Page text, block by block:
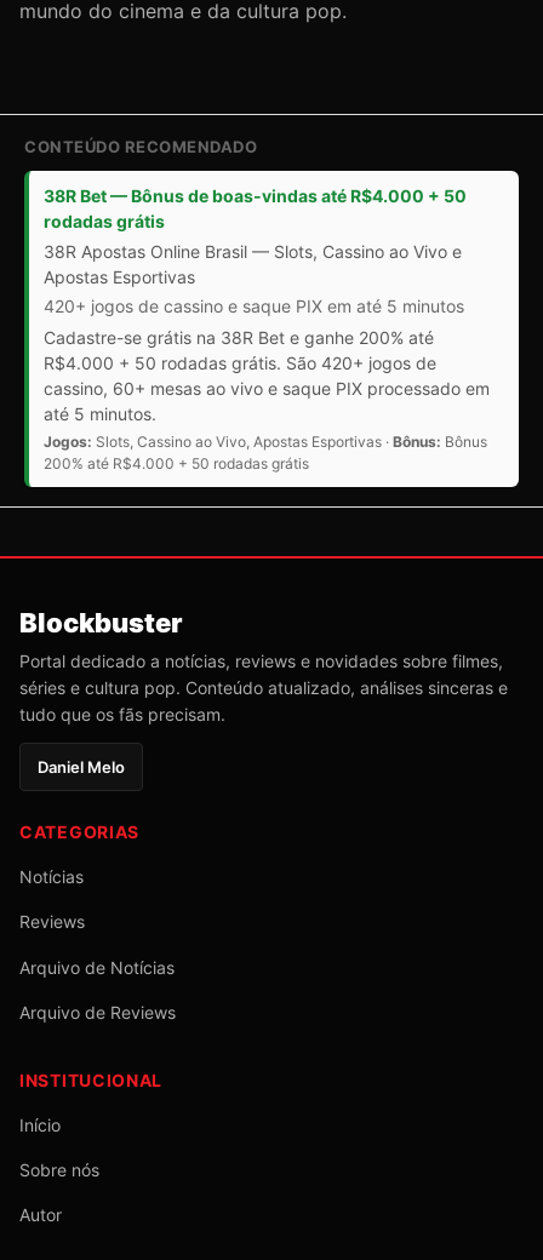
mundo do cinema e da cultura pop.
CONTEÚDO RECOMENDADO
38R Bet — Bônus de boas-vindas até R$4.000 + 50
rodadas grátis
38R Apostas Online Brasil — Slots, Cassino ao Vivo e
Apostas Esportivas
420+ jogos de cassino e saque PIX em até 5 minutos
Cadastre-se grátis na 38R Bet e ganhe 200% até
R$4.000 + 50 rodadas grátis. São 420+ jogos de
cassino, 60+ mesas ao vivo e saque PIX processado em
até 5 minutos.
Jogos: Slots, Cassino ao Vivo, Apostas Esportivas · Bônus: Bônus
200% até R$4.000 + 50 rodadas grátis
Blockbuster
Portal dedicado a notícias, reviews e novidades sobre filmes,
séries e cultura pop. Conteúdo atualizado, análises sinceras e
tudo que os fãs precisam.
Daniel Melo
CATEGORIAS
Notícias
Reviews
Arquivo de Notícias
Arquivo de Reviews
INSTITUCIONAL
Início
Sobre nós
Autor